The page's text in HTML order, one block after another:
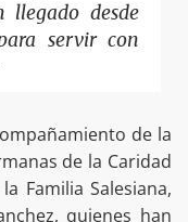
llegado desde
servir con
de la
de la Caridad
Familia Salesiana,
quienes han